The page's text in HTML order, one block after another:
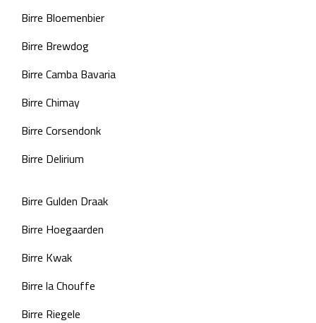
Birre Bloemenbier
Birre Brewdog
Birre Camba Bavaria
Birre Chimay
Birre Corsendonk
Birre Delirium
Birre Gulden Draak
Birre Hoegaarden
Birre Kwak
Birre la Chouffe
Birre Riegele